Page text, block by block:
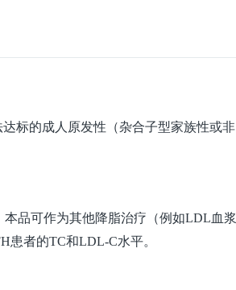
标的成人原发性（杂合子型家族性或非
品可作为其他降脂治疗（例如LDL血浆
患者的TC和LDL-C水平。